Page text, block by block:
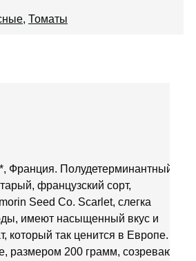
, Томаты
Франция. Полудетерминантный.
французский сорт,
Seed Co. Scarlet, слегка
имеют насыщенный вкус и
который так ценится в Европе.
размером 200 грамм, созревают